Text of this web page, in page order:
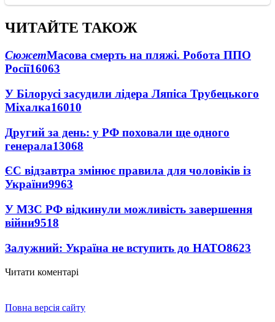
ЧИТАЙТЕ ТАКОЖ
СюжетМасова смерть на пляжі. Робота ППО
Росії16063
У Білорусі засудили лідера Ляпіса Трубецького
Міхалка16010
Другий за день: у РФ поховали ще одного
генерала13068
ЄС відзавтра змінює правила для чоловіків із
України9963
У МЗС РФ відкинули можливість завершення
війни9518
Залужний: Україна не вступить до НАТО8623
Читати коментарі
Повна версія сайту